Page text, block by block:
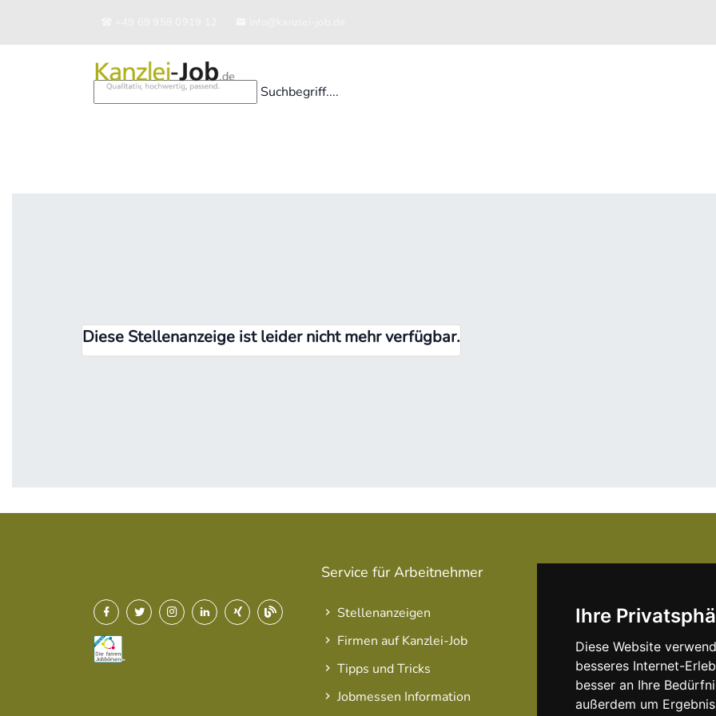
Ihre
Diese Website
besseres Internet-
besser an Ihre
außerdem um
Suchbegriff....
Diese Stellenanzeige ist leider nicht mehr verfügbar.
Service für Arbeitnehmer
Stellenanzeigen
Firmen auf Kanzlei-Job
Tipps und Tricks
Jobmessen Information
Stellenanzeige schalten
Unsere Anzeigen Pakete /
Preise
Optimierung Ihrer